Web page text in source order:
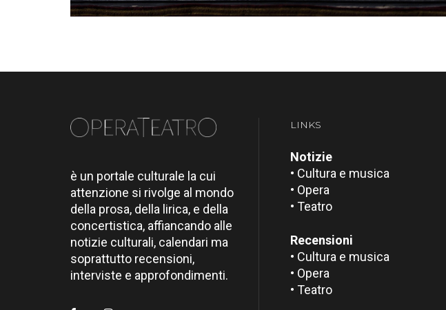
è un portale culturale la cui
attenzione si rivolge al mondo
della prosa, della lirica, e della
concertistica, affiancando alle
notizie culturali, calendari ma
soprattutto recensioni,
interviste e approfondimenti.
LINKS
Notizie
• Cultura e musica
• Opera
• Teatro
Recensioni
• Cultura e musica
• Opera
• Teatro